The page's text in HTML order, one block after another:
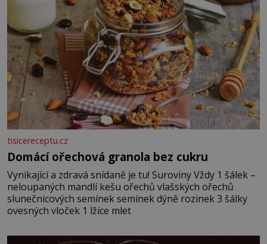
tisicereceptu.cz
Domácí ořechová granola bez cukru
Vynikající a zdravá snídaně je tu! Suroviny Vždy 1 šálek –
neloupaných mandlí kešu ořechů vlašských ořechů
slunečnicových semínek semínek dýně rozinek 3 šálky
ovesných vloček 1 lžíce mlet